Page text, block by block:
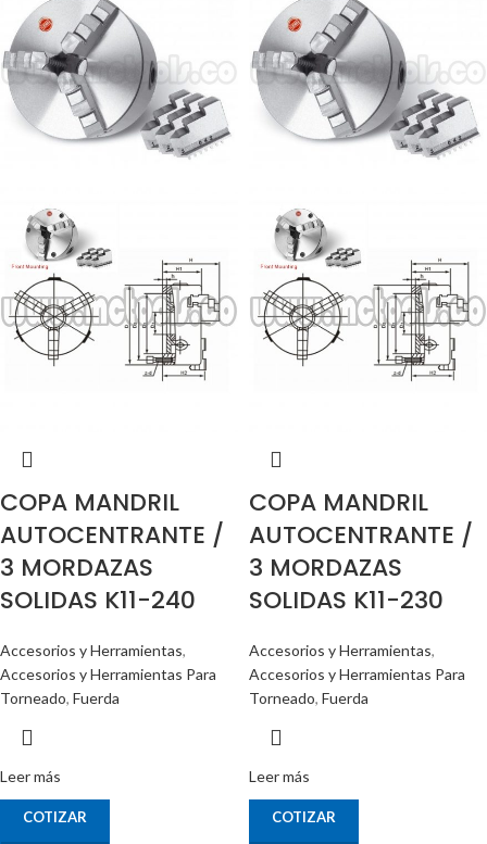
COPA MANDRIL
AUTOCENTRANTE /
3 MORDAZAS
SOLIDAS K11-240
Accesorios y Herramientas,
Accesorios y Herramientas Para
Torneado, Fuerda
Leer más
COTIZAR
COPA MANDRIL
AUTOCENTRANTE /
3 MORDAZAS
SOLIDAS K11-230
Accesorios y Herramientas,
Accesorios y Herramientas Para
Torneado, Fuerda
Leer más
COTIZAR